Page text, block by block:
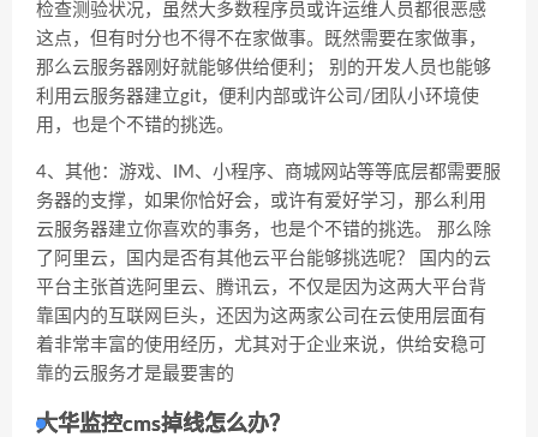
检查测验状况，虽然大多数程序员或许运维人员都很恶感
这点，但有时分也不得不在家做事。既然需要在家做事，
那么云服务器刚好就能够供给便利； 别的开发人员也能够
利用云服务器建立git，便利内部或许公司/团队小环境使
用，也是个不错的挑选。
4、其他：游戏、IM、小程序、商城网站等等底层都需要服
务器的支撑，如果你恰好会，或许有爱好学习，那么利用
云服务器建立你喜欢的事务，也是个不错的挑选。 那么除
了阿里云，国内是否有其他云平台能够挑选呢？ 国内的云
平台主张首选阿里云、腾讯云，不仅是因为这两大平台背
靠国内的互联网巨头，还因为这两家公司在云使用层面有
着非常丰富的使用经历，尤其对于企业来说，供给安稳可
靠的云服务才是最要害的
大华监控cms掉线怎么办？